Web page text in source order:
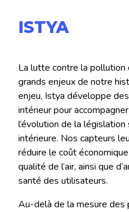
ISTYA
La lutte contre la pollution
grands enjeux de notre
enjeu, Istya développe
intérieur pour
l’évolution de la
intérieure. Nos capteurs
réduire le coût
qualité de l’air, ainsi que
santé des utilisateurs.
Au-delà de la mesure